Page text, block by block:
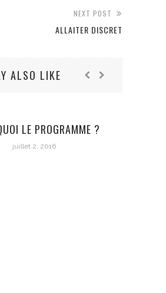
NEXT POST
ALLAITER DISCRET
ALSO LIKE
LE PROGRAMME ?
juillet 2, 2016